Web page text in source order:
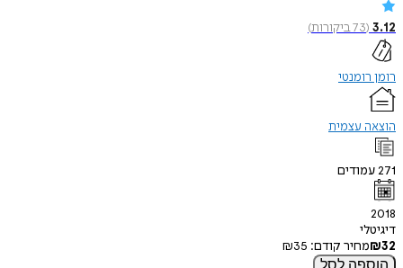
3.12
(
73ביקורות)
רומן רומנטי
הוצאה עצמית
271עמודים
2018
דיגיטלי
₪32 מחיר קודם: ₪35
הוספה לסל